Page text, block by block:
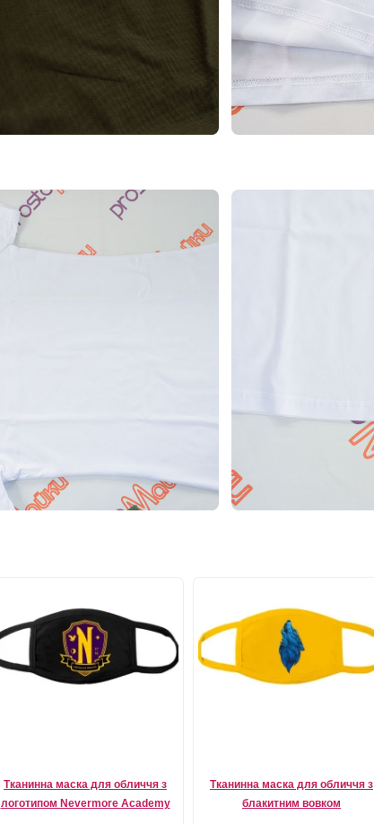
Тканинна маска для обличчя з
логотипом Nevermore Academy
Тканинна маска для обличчя з
блакитним вовком